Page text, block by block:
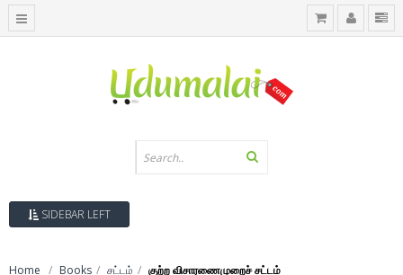
SIDEBAR LEFT
Home Books சட்டம் குற்ற விசாரணைமுறைச் சட்டம்